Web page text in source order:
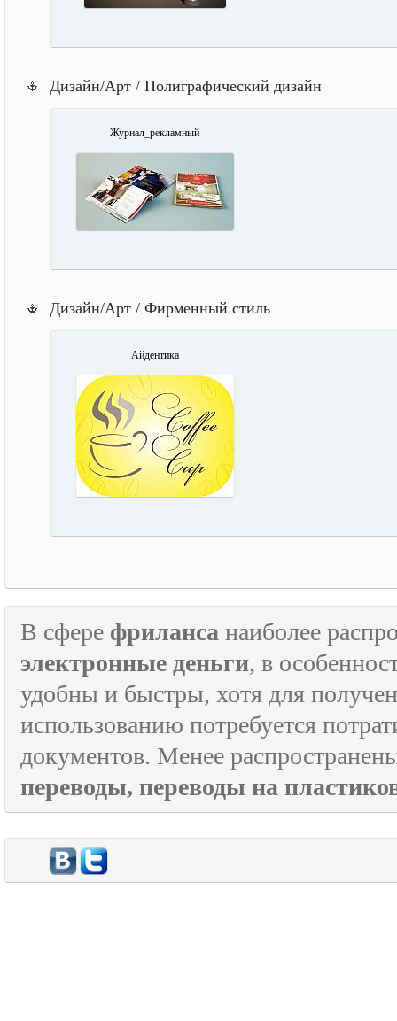
Дизайн/Арт / Полиграфический дизайн
Журнал_рекламный
Дизайн/Арт / Фирменный стиль
Айдентика
В сфере фриланса наиболее
электронные деньги, в
удобны и быстры, хотя для
использованию потребуется
документов. Менее
переводы, переводы на